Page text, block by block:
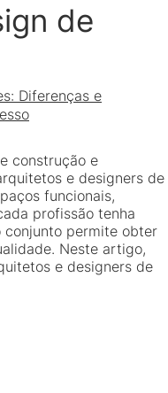
de
Diferenças e
construção e
e designers de
funcionais,
profissão tenha
permite obter
Neste artigo,
e designers de